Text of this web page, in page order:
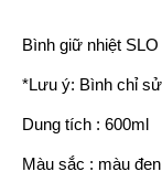
Bình giữ nhiệt
*Lưu ý: Bình chỉ
Dung tích : 600ml
Màu sắc : màu